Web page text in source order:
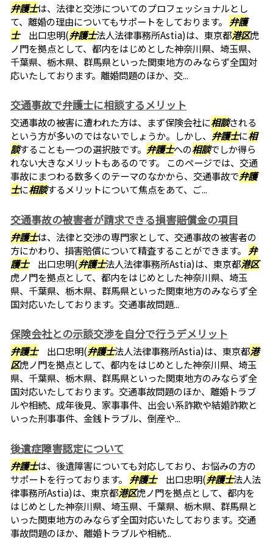
弁護士は、法律と交渉についてのプロフェッショナルとし
て、離婚の理由についてもサポートをしております。 弁護
士出口忠明(弁護士法人法律事務所Astia)は、東京都港区虎
ノ門を拠点として、都内をはじめとした神奈川県、埼玉県、
千葉県、栃木県、群馬県といった関東地方のみならず全国対
応いたしております。離婚問題のほか、交...
交通事故で弁護士に相談するメリット
交通事故の被害に遭われた方は、まず保険会社に相談される
という方が多いのではないでしょうか。しかし、 弁護士に相
談することも一つの選択肢です。 弁護士への相談でしか得ら
れない大きなメリットもあるのです。 このページでは、交通
事故にまつわる数多くのテーマのなかから、交通事故で弁護
士に相談するメリットについて焦点をあて、ご...
交通事故の被害者が請求できる損害賠償金の項目
弁護士は、法律と交渉の専門家として、交通事故の被害者の
方にかわり、損害賠償について精査することができます。 弁
護士出口忠明(弁護士法人法律事務所Astia)は、東京都港区
虎ノ門を拠点として、都内をはじめとした神奈川県、埼玉
県、千葉県、栃木県、群馬県といった関東地方のみならず全
国対応いたしております。交通事故問題...
保険会社との示談交渉を自分で行うデメリット
弁護士出口忠明(弁護士法人法律事務所Astia)は、東京都港
区虎ノ門を拠点として、都内をはじめとした神奈川県、埼玉
県、千葉県、栃木県、群馬県といった関東地方のみならず全
国対応いたしております。交通事故問題のほか、離婚トラブ
ルや相続、成年後見、家事事件、出会い系詐欺や結婚詐欺と
いった刑事事件、金銭トラブル、倒産や...
後遺症障害認定について
弁護士は、後遺障害についても対応しており、お悩みの方の
サポートを行っております。 弁護士出口忠明(弁護士法人法
律事務所Astia)は、東京都港区虎ノ門を拠点として、都内を
はじめとした神奈川県、埼玉県、千葉県、栃木県、群馬県と
いった関東地方のみならず全国対応いたしております。交通
事故問題のほか、離婚トラブルや相続...